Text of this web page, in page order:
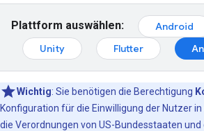
Plattform auswählen: Android
Unity
Flutter
Wichtig: Sie benötigen die Berechtigung
Konfiguration für die Einwilligung der Nutzer in
die Verordnungen von US-Bundesstaaten und